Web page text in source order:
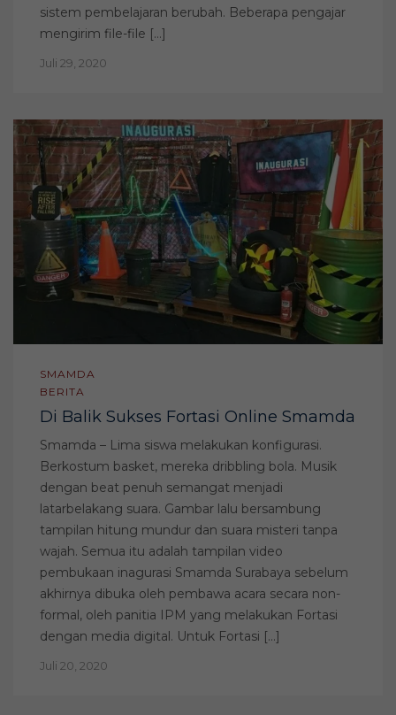
sistem pembelajaran berubah. Beberapa pengajar
mengirim file-file […]
Juli 29, 2020
SMAMDA
BERITA
Di Balik Sukses Fortasi Online Smamda
Smamda – Lima siswa melakukan konfigurasi.
Berkostum basket, mereka dribbling bola. Musik
dengan beat penuh semangat menjadi
latarbelakang suara. Gambar lalu bersambung
tampilan hitung mundur dan suara misteri tanpa
wajah. Semua itu adalah tampilan video
pembukaan inagurasi Smamda Surabaya sebelum
akhirnya dibuka oleh pembawa acara secara non-
formal, oleh panitia IPM yang melakukan Fortasi
dengan media digital. Untuk Fortasi […]
Juli 20, 2020